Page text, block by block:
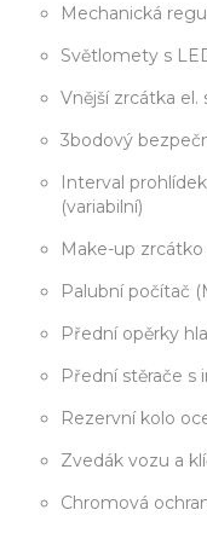
Mechanická
Světlomety s
Vnější zrcátka el.
3bodový
Interval
(variabilní)
Make-up zrcátko
Palubní počítač
Přední opěrky
Přední stěrače s
Rezervní kolo
Zvedák vozu a
Chromová